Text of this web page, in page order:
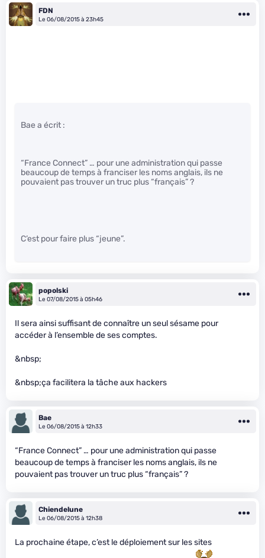
FDN
Le 06/08/2015 à 23h45
Bae a écrit :
“France Connect” … pour une administration qui passe
beaucoup de temps à franciser les noms anglais, ils ne
pouvaient pas trouver un truc plus “français” ?
C’est pour faire plus “jeune”.
popolski
Le 07/08/2015 à 05h46
Il sera ainsi suffisant de connaître un seul sésame pour
accéder à l’ensemble de ses comptes.
&nbsp;
&nbsp;ça facilitera la tâche aux hackers
Bae
Le 06/08/2015 à 12h33
“France Connect” … pour une administration qui passe
beaucoup de temps à franciser les noms anglais, ils ne
pouvaient pas trouver un truc plus “français” ?
Chiendelune
Le 06/08/2015 à 12h38
La prochaine étape, c’est le déploiement sur les sites